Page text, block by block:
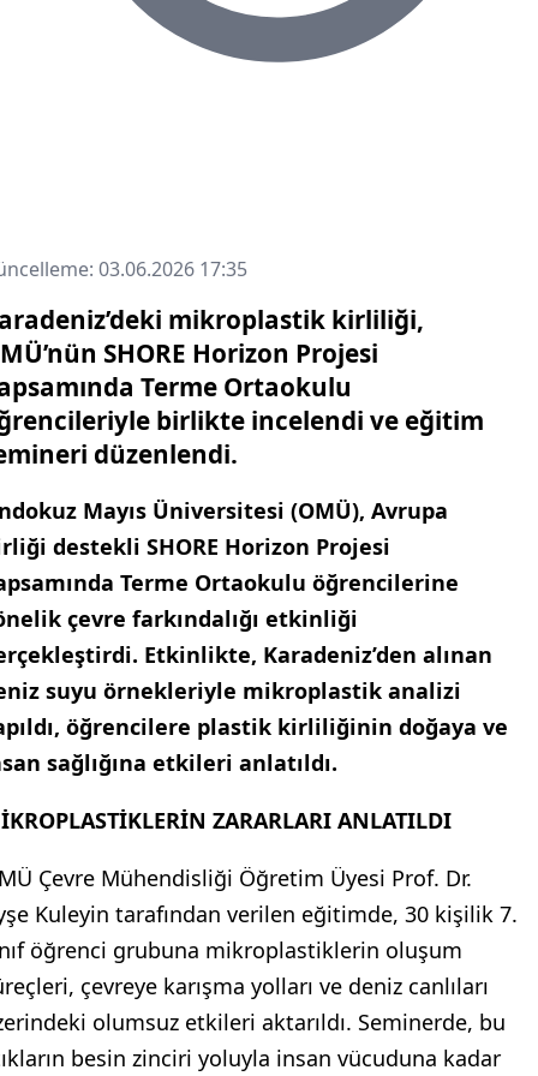
03.06.2026 17:35
mikroplastik kirliliği,
SHORE Horizon Projesi
Terme Ortaokulu
birlikte incelendi ve eğitim
düzenlendi.
Mayıs Üniversitesi (OMÜ), Avrupa
destekli SHORE Horizon Projesi
Terme Ortaokulu öğrencilerine
çevre farkındalığı etkinliği
Etkinlikte, Karadeniz’den alınan
suyu örnekleriyle mikroplastik analizi
öğrencilere plastik kirliliğinin doğaya ve
sağlığına etkileri anlatıldı.
ZARARLARI ANLATILDI
Çevre Mühendisliği Öğretim Üyesi Prof. Dr.
Kuleyin tarafından verilen eğitimde, 30 kişilik 7.
öğrenci grubuna mikroplastiklerin oluşum
çevreye karışma yolları ve deniz canlıları
olumsuz etkileri aktarıldı. Seminerde, bu
besin zinciri yoluyla insan vücuduna kadar